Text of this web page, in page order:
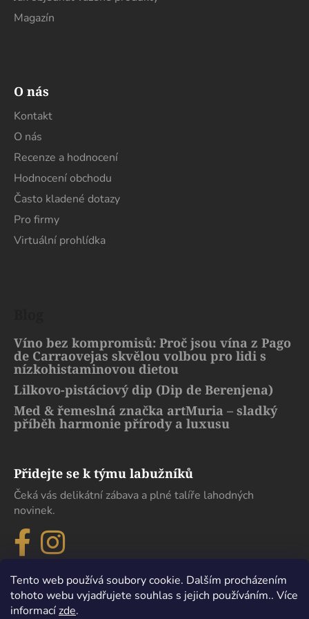
Tento web používá soubory cookie. Dalším procházením
tohoto webu vyjadřujete souhlas s jejich používáním.. Více
informacízde.
Magazín
O nás
Kontakt
O nás
Recenze a hodnocení
Hodnocení obchodu
Často kladené dotazy
Pro firmy
Virtuální prohlídka
Víno bez kompromisů: Proč jsou vína z Pago
de Carraovejas skvělou volbou pro lidi s
nízkohistaminovou dietou
Lilkovo-pistáciový dip (Dip de Berenjena)
Med & řemeslná značka artMuria – sladký
příběh harmonie přírody a luxusu
Přidejte se k týmu labužníků
Čeká vás delikátní zábava a plné talíře lahodných
novinek.